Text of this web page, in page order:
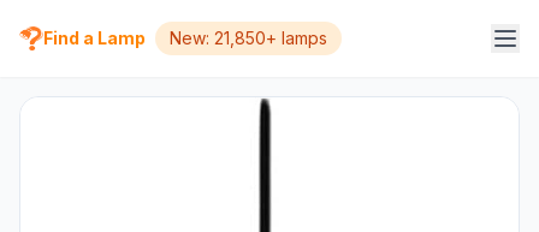
Find a Lamp New: 21,850+ lamps